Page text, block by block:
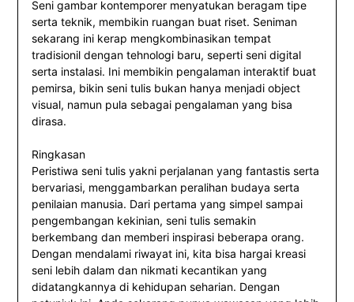
Seni gambar kontemporer menyatukan beragam tipe
serta teknik, membikin ruangan buat riset. Seniman
sekarang ini kerap mengkombinasikan tempat
tradisionil dengan tehnologi baru, seperti seni digital
serta instalasi. Ini membikin pengalaman interaktif buat
pemirsa, bikin seni tulis bukan hanya menjadi object
visual, namun pula sebagai pengalaman yang bisa
dirasa.
Ringkasan
Peristiwa seni tulis yakni perjalanan yang fantastis serta
bervariasi, menggambarkan peralihan budaya serta
penilaian manusia. Dari pertama yang simpel sampai
pengembangan kekinian, seni tulis semakin
berkembang dan memberi inspirasi beberapa orang.
Dengan mendalami riwayat ini, kita bisa hargai kreasi
seni lebih dalam dan nikmati kecantikan yang
didatangkannya di kehidupan seharian. Dengan